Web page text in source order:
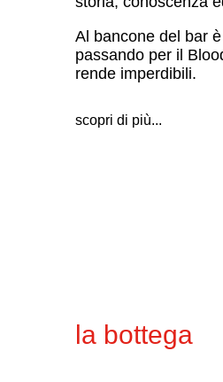
Al bancone del bar
passando per il
rende imperdibili.
scopri di più...
la bottega